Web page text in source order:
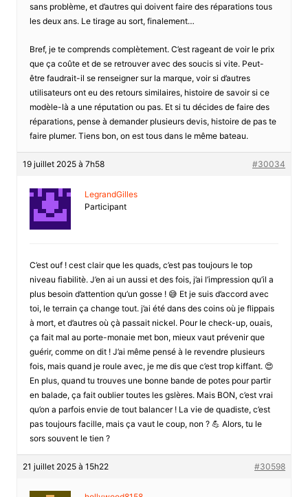
sans problème, et d’autres qui doivent faire des réparations tous
les deux ans. Le tirage au sort, finalement…
Bref, je te comprends complètement. C’est rageant de voir le prix
que ça coûte et de se retrouver avec des soucis si vite. Peut-
être faudrait-il se renseigner sur la marque, voir si d’autres
utilisateurs ont eu des retours similaires, histoire de savoir si ce
modèle-là a une réputation ou pas. Et si tu décides de faire des
réparations, pense à demander plusieurs devis, histoire de pas te
faire plumer. Tiens bon, on est tous dans le même bateau.
19 juillet 2025 à 7h58 #30034
LegrandGilles
Participant
C’est ouf ! cest clair que les quads, c’est pas toujours le top
niveau fiabilitè. J’en ai un aussi et des fois, j’ai l’impression qu’il a
plus besoin d’attention qu’un gosse ! 😅 Et je suis d’accord avec
toi, le terrain ça change tout. j’ai été dans des coins où je flippais
à mort, et d’autres où çà passait nickel. Pour le check-up, ouais,
ça fait mal au porte-monaie met bon, mieux vaut prévenir que
guérir, comme on dit ! J’ai même pensé à le revendre plusieurs
fois, mais quand je roule avec, je me dis que c’est trop kiffant. 😍
En plus, quand tu trouves une bonne bande de potes pour partir
en balade, ça fait oublier toutes les gslères. Mais BON, c’est vrai
qu’on a parfois envie de tout balancer ! La vie de quadiste, c’est
pas toujours facille, mais ça vaut le coup, non ? 💪 Alors, tu le
sors souvent le tien ?
21 juillet 2025 à 15h22 #30598